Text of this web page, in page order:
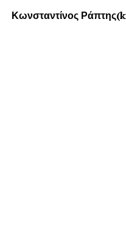
Κωνσταντίνος